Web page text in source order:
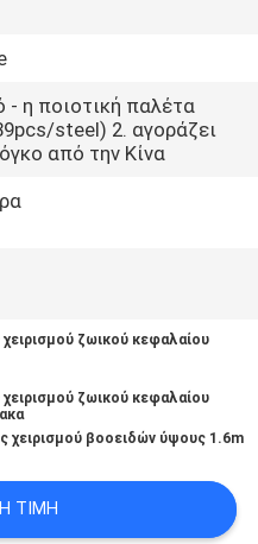
- η ποιοτική παλέτα
steel) 2. αγοράζει
από την Κίνα
ζωικού κεφαλαίου
ζωικού κεφαλαίου
χειρισμού βοοειδών ύψους 1.6m
ΤΙΜΉ